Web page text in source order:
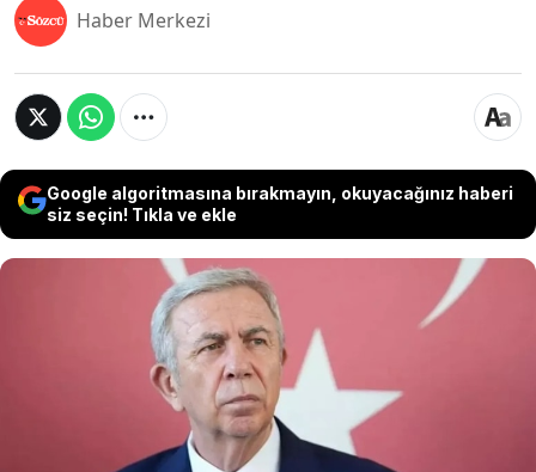
Haber Merkezi
Google algoritmasına bırakmayın, okuyacağınız haberi
siz seçin! Tıkla ve ekle
Ankara Büyükşehir Belediyesi (ABB )Başkanı
Mansur Yavaş, CHP İstanbul 38. Olağan İl
Kongresi'nde başkan seçilen Özgür Çelik ve
yönetimin görevinden uzaklaştırılmalarına,
geçici yönetim kurulu atanmasına kararına